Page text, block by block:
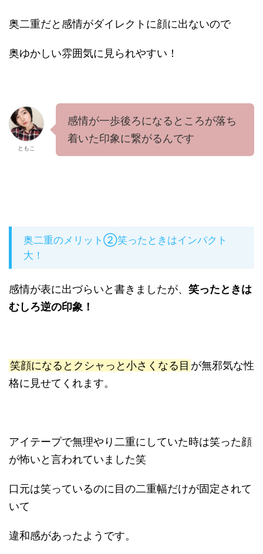
奥二重だと感情がダイレクトに顔に出ないので
奥ゆかしい雰囲気に見られやすい！
ともこ
感情が一歩後ろになるところが落ち
着いた印象に繋がるんです
奥二重のメリット②笑ったときはインパクト
大！
感情が表に出づらいと書きましたが、 笑ったときは
むしろ逆の印象！
笑顔になるとクシャっと小さくなる目 が無邪気な性
格に見せてくれます。
アイテープで無理やり二重にしていた時は笑った顔
が怖いと言われていました笑
口元は笑っているのに目の二重幅だけが固定されて
いて
違和感があったようです。